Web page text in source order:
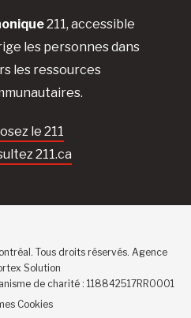
211, accessible
les personnes dans
les ressources
le 211
211.ca
Tous droits réservés. Agence
Solution
de charité : 118842517RR0001
Cookies